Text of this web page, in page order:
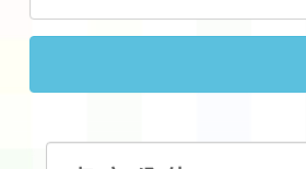
告(採1次公
0 小時業訓
轉知本市體
「115年桃
錦標賽」海
「114-115
計畫」公費